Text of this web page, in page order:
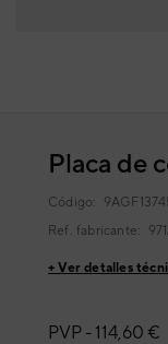
Placa de
Código:
Ref. fabricante:
+ Ver detalles
PVP - 114,60 €